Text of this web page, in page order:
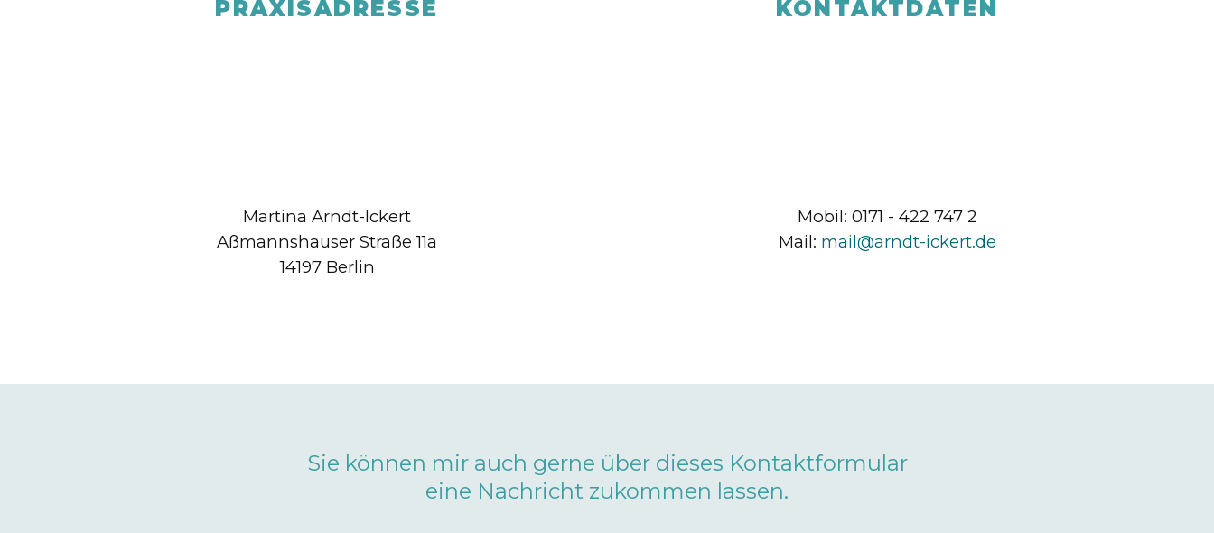
PRAXISADRESSE
Martina Arndt-Ickert
Aßmannshauser Straße 11a
14197 Berlin
KONTAKTDATEN
Mobil: 0171 - 422 747 2
Mail: mail@arndt-ickert.de
Sie können mir auch gerne über dieses Kontaktformular
eine Nachricht zukommen lassen.